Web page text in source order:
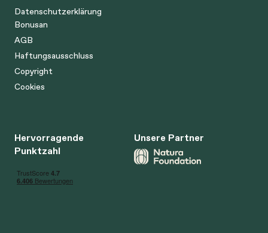
Datenschutzerklärung
Bonusan
AGB
Haftungsausschluss
Copyright
Cookies
Hervorragende
Punktzahl
Unsere Partner